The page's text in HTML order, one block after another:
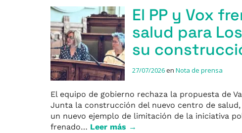
El PP y Vox
salud para
su
27/07/2026en Nota de prensa
El equipo de gobierno rechaza la propuesta de
Junta la construcción del nuevo centro de
un nuevo ejemplo de limitación de la iniciativa
frenado… Leer más →